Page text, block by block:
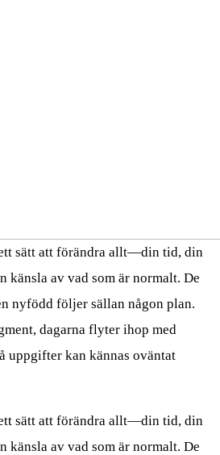
sätt att förändra allt—din tid, din
känsla av vad som är normalt. De
nyfödd följer sällan någon plan.
dagarna flyter ihop med
uppgifter kan kännas oväntat
sätt att förändra allt—din tid, din
känsla av vad som är normalt. De